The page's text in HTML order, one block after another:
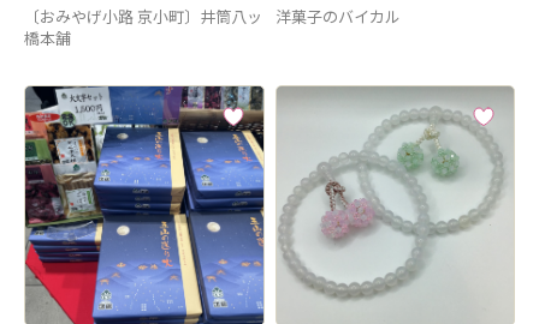
〔おみやげ小路 京小町〕井筒八ッ
橋本舗
洋菓子のバイカル